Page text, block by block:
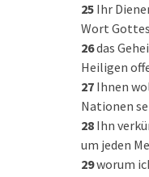
25 Ihr
Wort
26das
Heiligen
27 Ihnen
Nationen
28 Ihn
um jeden
29worum